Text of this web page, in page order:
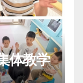
体教学